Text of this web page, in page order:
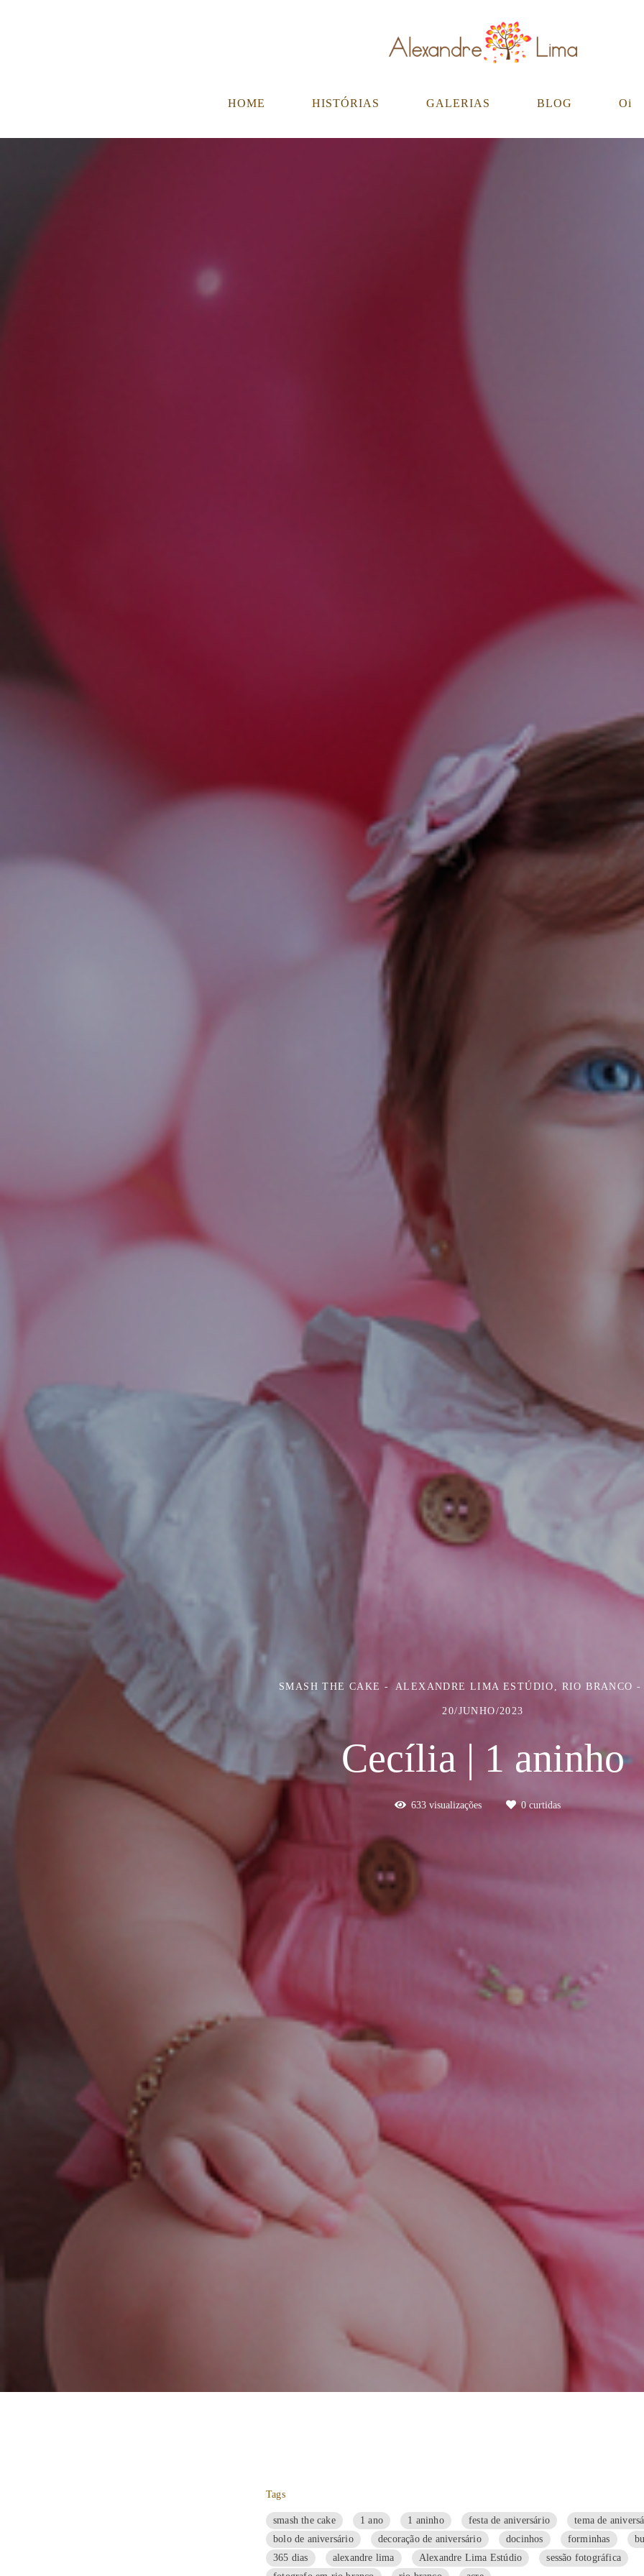
HOME HISTÓRIAS GALERIAS BLOG Oi
SMASH THE CAKE ALEXANDRE LIMA ESTÚDIO, RIO BRANCO -
20/JUNHO/2023
Cecília | 1 aninho
633 visualizações 0curtidas
Tags
smash the cake 1 ano 1 aninho festa de aniversário
tema de
bolo de aniversário
decoração de aniversário docinhos forminhas
365 dias
alexandre lima Alexandre Lima Estúdio
sessão fotográfica